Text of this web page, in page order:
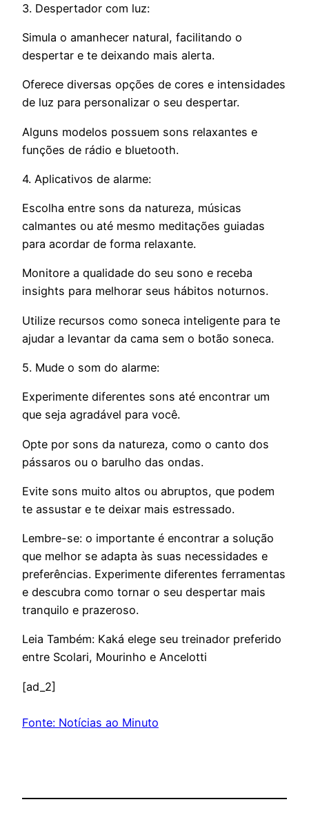
3. Despertador com luz:
Simula o amanhecer natural, facilitando o
despertar e te deixando mais alerta.
Oferece diversas opções de cores e intensidades
de luz para personalizar o seu despertar.
Alguns modelos possuem sons relaxantes e
funções de rádio e bluetooth.
4. Aplicativos de alarme:
Escolha entre sons da natureza, músicas
calmantes ou até mesmo meditações guiadas
para acordar de forma relaxante.
Monitore a qualidade do seu sono e receba
insights para melhorar seus hábitos noturnos.
Utilize recursos como soneca inteligente para te
ajudar a levantar da cama sem o botão soneca.
5. Mude o som do alarme:
Experimente diferentes sons até encontrar um
que seja agradável para você.
Opte por sons da natureza, como o canto dos
pássaros ou o barulho das ondas.
Evite sons muito altos ou abruptos, que podem
te assustar e te deixar mais estressado.
Lembre-se: o importante é encontrar a solução
que melhor se adapta às suas necessidades e
preferências. Experimente diferentes ferramentas
e descubra como tornar o seu despertar mais
tranquilo e prazeroso.
Leia Também: Kaká elege seu treinador preferido
entre Scolari, Mourinho e Ancelotti
[ad_2]
Fonte: Notícias ao Minuto